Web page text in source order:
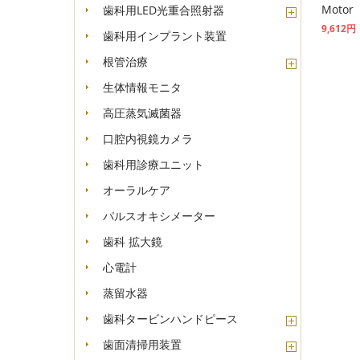
Motor
9,612円
歯科用LED光重合照射器
歯科用インプラント装置
根管治療
生体情報モニタ
高圧蒸気滅菌器
口腔内視鏡カメラ
歯科用診療ユニット
オーラルケア
パルスオキシメーター
歯科 拡大鏡
心電計
蒸留水器
歯科タービンハンドピース
歯面清掃用装置